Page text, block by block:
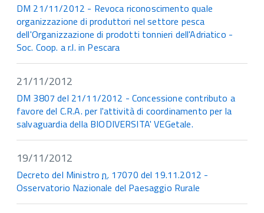
DM 21/11/2012 - Revoca riconoscimento quale
organizzazione di produttori nel settore pesca
dell'Organizzazione di prodotti tonnieri dell'Adriatico -
Soc. Coop. a r.l. in Pescara
21/11/2012
DM 3807 del 21/11/2012 - Concessione contributo a
favore del C.R.A. per l'attività di coordinamento per la
salvaguardia della BIODIVERSITA' VEGetale.
19/11/2012
Decreto del Ministron. 17070 del 19.11.2012 -
Osservatorio Nazionale del Paesaggio Rurale